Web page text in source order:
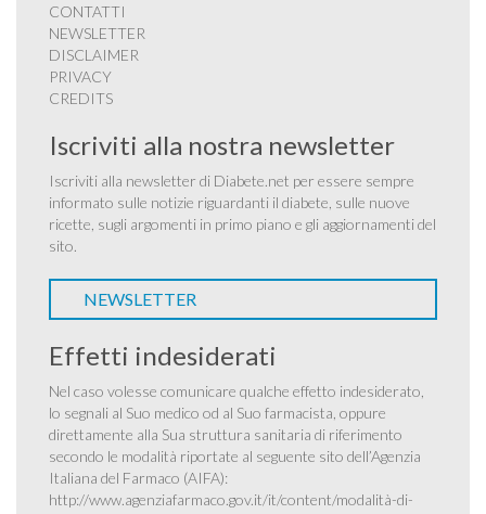
CONTATTI
NEWSLETTER
DISCLAIMER
PRIVACY
CREDITS
Iscriviti alla nostra newsletter
Iscriviti alla newsletter di Diabete.net per essere sempre
informato sulle notizie riguardanti il diabete, sulle nuove
ricette, sugli argomenti in primo piano e gli aggiornamenti del
sito.
NEWSLETTER
Effetti indesiderati
Nel caso volesse comunicare qualche effetto indesiderato,
lo segnali al Suo medico od al Suo farmacista, oppure
direttamente alla Sua struttura sanitaria di riferimento
secondo le modalità riportate al seguente sito dell’Agenzia
Italiana del Farmaco (AIFA):
http://www.agenziafarmaco.gov.it/it/content/modalità-di-